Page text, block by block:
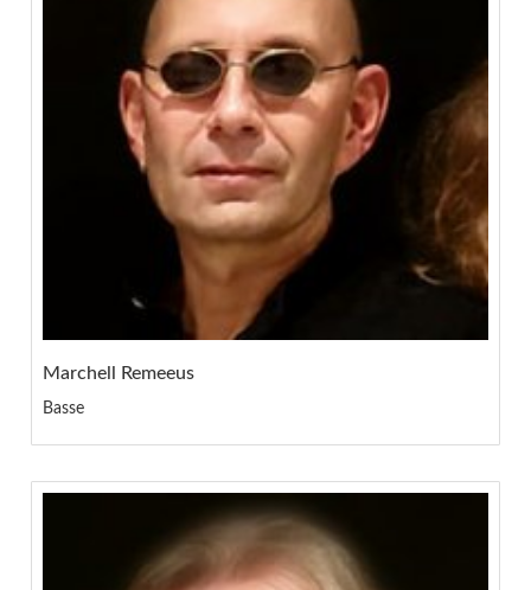
Marchell Remeeus
Basse